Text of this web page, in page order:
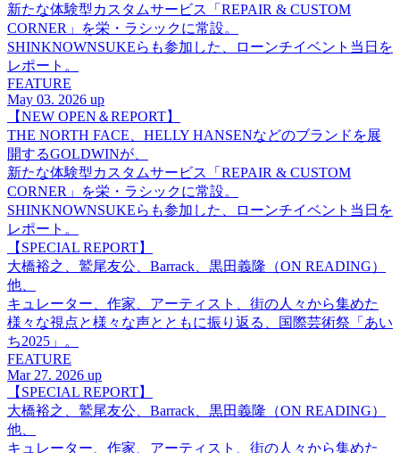
新たな体験型カスタムサービス「REPAIR & CUSTOM
CORNER」を栄・ラシックに常設。
SHINKNOWNSUKEらも参加した、ローンチイベント当日を
レポート。
FEATURE
May 03. 2026 up
【NEW OPEN＆REPORT】
THE NORTH FACE、HELLY HANSENなどのブランドを展
開するGOLDWINが、
新たな体験型カスタムサービス「REPAIR & CUSTOM
CORNER」を栄・ラシックに常設。
SHINKNOWNSUKEらも参加した、ローンチイベント当日を
レポート。
【SPECIAL REPORT】
大橋裕之、鷲尾友公、Barrack、黒田義隆（ON READING）
他、
キュレーター、作家、アーティスト、街の人々から集めた
様々な視点と様々な声とともに振り返る、国際芸術祭「あい
ち2025」。
FEATURE
Mar 27. 2026 up
【SPECIAL REPORT】
大橋裕之、鷲尾友公、Barrack、黒田義隆（ON READING）
他、
キュレーター、作家、アーティスト、街の人々から集めた